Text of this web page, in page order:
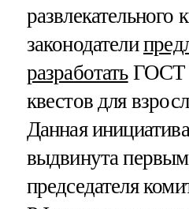
развлекательного
законодатели
разработатьГОСТ
квестов для
Данная
выдвинута
председателя